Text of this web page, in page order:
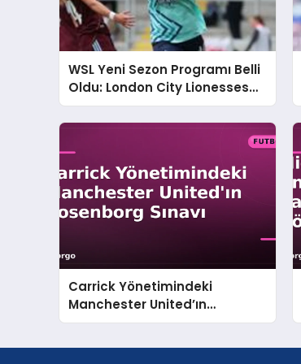
WSL Yeni Sezon Programı Belli
Oldu: London City Lionesses
ve Manchester United Karşı
Karşıya
Carrick Yönetimindeki
Manchester United’ın
Rosenborg Sınavı